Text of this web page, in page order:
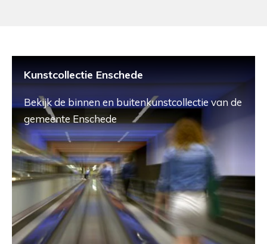
Kunstcollectie Enschede
Bekijk de binnen en buitenkunstcollectie van de
gemeente Enschede